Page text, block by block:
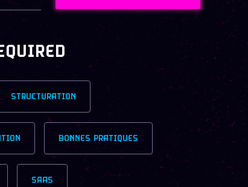
STRUCTURATION
BONNES PRATIQUES
SAAS